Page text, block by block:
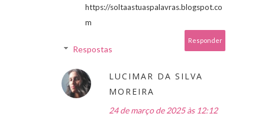
https://soltaastuaspalavras.blogspot.co
m
Responder
Respostas
LUCIMAR DA SILVA
MOREIRA
24 de março de 2025 às 12:12